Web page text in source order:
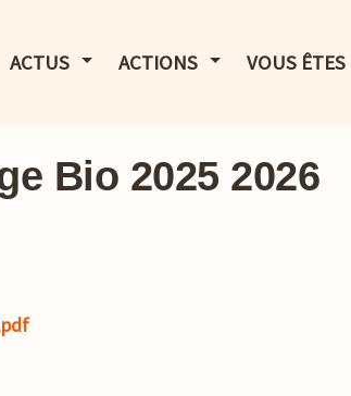
LE MENU
ACTUS AFFICHER LE MENU
ACTIONS AFFICHER LE MENU
VOUS ÊTES
Bio 2025 2026